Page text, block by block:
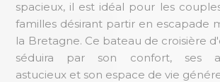
spacieux, il est idéal pour les
familles désirant partir en escapade
la Bretagne. Ce bateau de croisière
séduira par son confort, ses
astucieux et son espace de vie